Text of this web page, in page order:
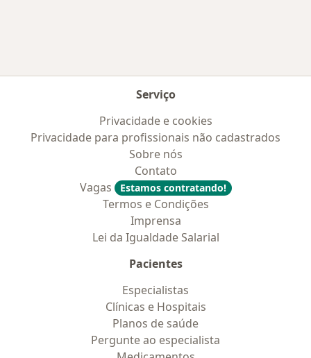
Serviço
Privacidade e cookies
Privacidade para profissionais não cadastrados
Sobre nós
Contato
Vagas
Estamos contratando!
Termos e Condições
Imprensa
Lei da Igualdade Salarial
Pacientes
Especialistas
Clínicas e Hospitais
Planos de saúde
Pergunte ao especialista